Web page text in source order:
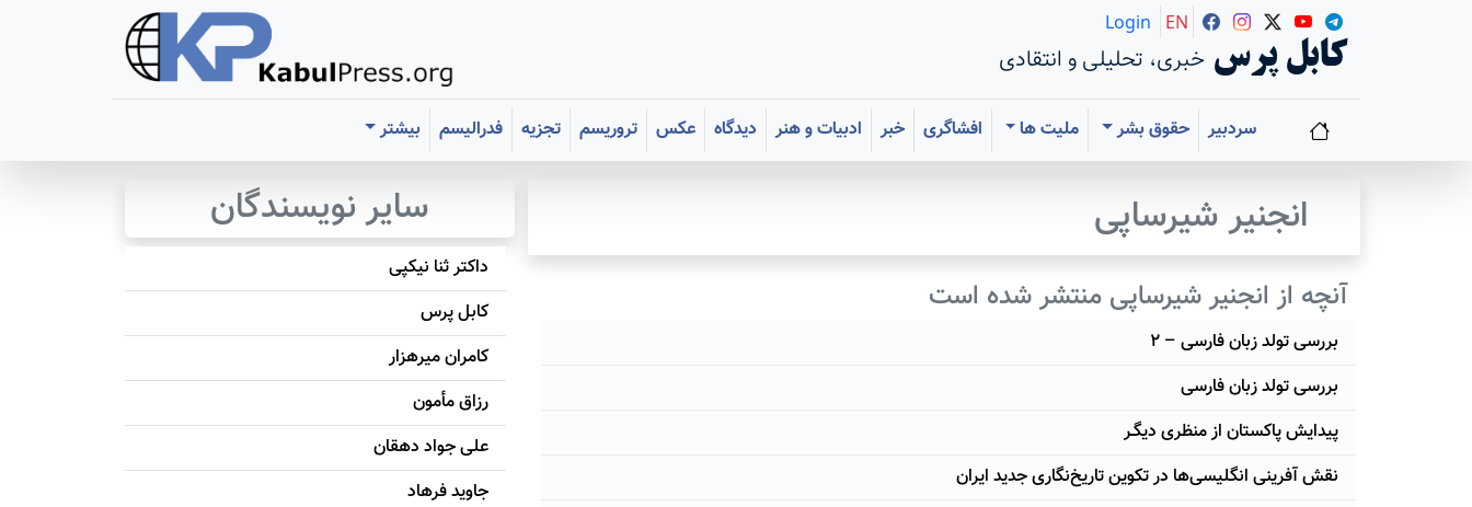
کابل پرس خبری، تحلیلی و انتقادی
Login EN
سردبیر حقوق بشر ملیت ها افشاگری خبر ادبیات و هنر دیدگاه عکس تروریسم تجزیه فدرالیسم بیشتر
انجنیر شیرساپی
آنچه از انجنیر شیرساپی منتشر شده است
بررسی تولد زبان فارسی – ۲
بررسی تولد زبان فارسی
پیدایش پاکستان از منظری دیگـر
نقش آفرینی انگلیسی‌ها در تکوین تاریخ‌نگاری جدید ایران
سایر نویسندگان
داکتر ثنا نیکپی
کابل پرس
کامران میرهزار
رزاق مأمون
علی جواد دهقان
جاويد فرهاد